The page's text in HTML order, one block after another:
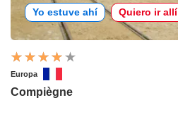
Yo estuve ahí Quiero ir allí
Europa
Compiègne